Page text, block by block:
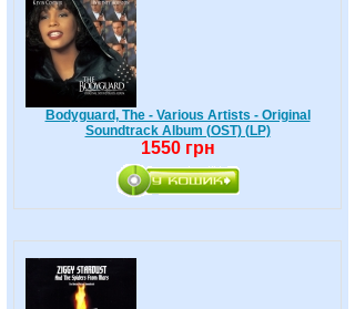
Bodyguard, The - Various Artists - Original
Soundtrack Album (OST) (LP)
1550 грн